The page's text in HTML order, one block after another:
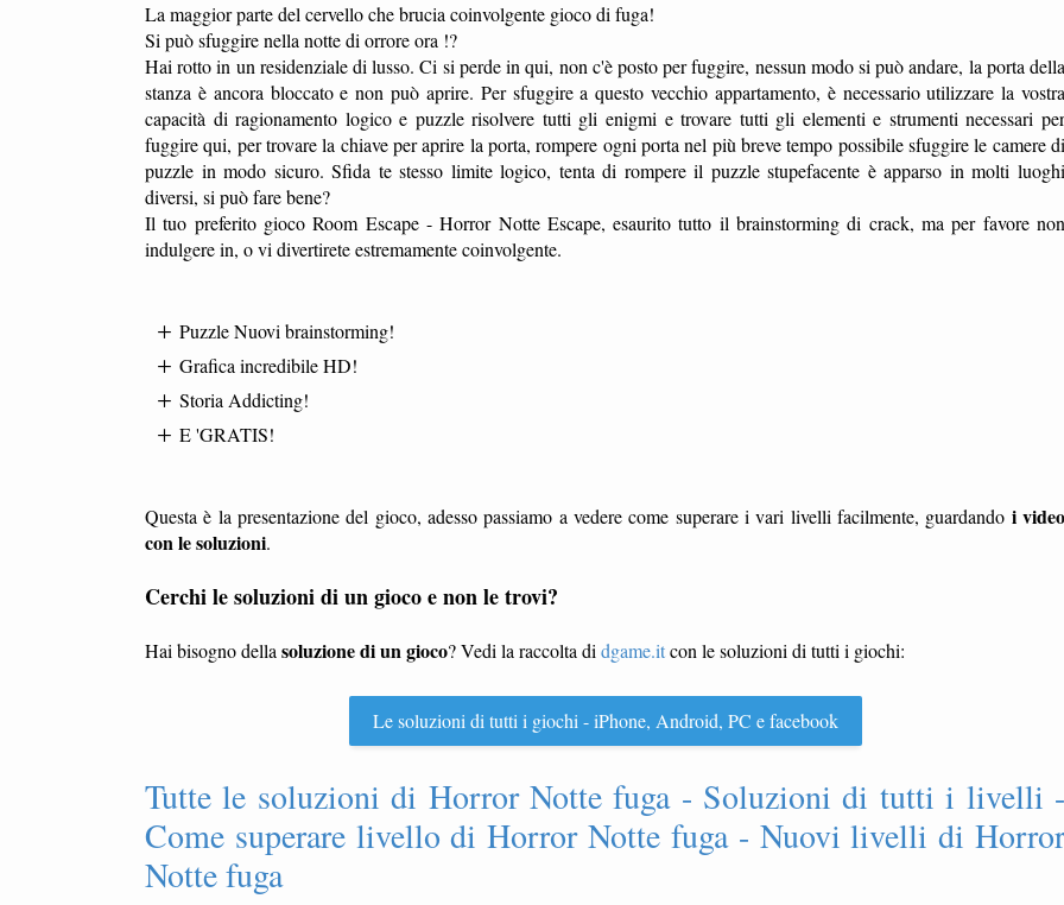
La maggior parte del cervello che brucia coinvolgente gioco di fuga!
Si può sfuggire nella notte di orrore ora !?
Hai rotto in un residenziale di lusso. Ci si perde in qui, non c'è posto per fuggire, nessun modo si può andare, la porta della
stanza è ancora bloccato e non può aprire. Per sfuggire a questo vecchio appartamento, è necessario utilizzare la vostra
capacità di ragionamento logico e puzzle risolvere tutti gli enigmi e trovare tutti gli elementi e strumenti necessari per
fuggire qui, per trovare la chiave per aprire la porta, rompere ogni porta nel più breve tempo possibile sfuggire le camere di
puzzle in modo sicuro. Sfida te stesso limite logico, tenta di rompere il puzzle stupefacente è apparso in molti luoghi
diversi, si può fare bene?
Il tuo preferito gioco Room Escape - Horror Notte Escape, esaurito tutto il brainstorming di crack, ma per favore non
indulgere in, o vi divertirete estremamente coinvolgente.
Puzzle Nuovi brainstorming!
Grafica incredibile HD!
Storia Addicting!
E 'GRATIS!
Questa è la presentazione del gioco, adesso passiamo a vedere come superare i vari livelli facilmente, guardando i video
con le soluzioni.
Cerchi le soluzioni di un gioco e non le trovi?
Hai bisogno della soluzione di un gioco? Vedi la raccolta di dgame.itcon le soluzioni di tutti i giochi:
Le soluzioni di tutti i giochi - iPhone, Android, PC e facebook
Tutte le soluzioni di Horror Notte fuga - Soluzioni di tutti i livelli -
Come superare livello di Horror Notte fuga - Nuovi livelli di Horror
Notte fuga